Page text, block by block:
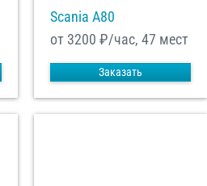
Scania A80
от 3200 ₽/час, 47 мест
Заказать